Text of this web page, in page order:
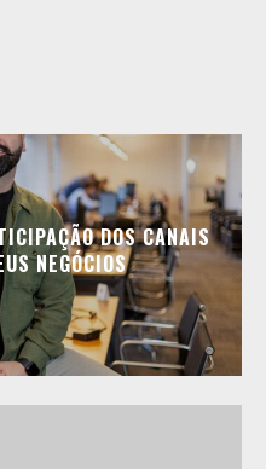
DOS CANAIS
NEGÓCIOS